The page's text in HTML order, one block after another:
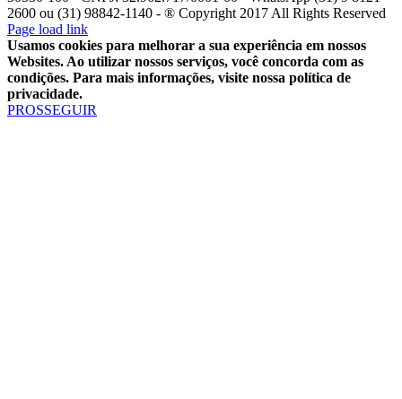
2600 ou (31) 98842-1140 - ® Copyright 2017 All Rights Reserved
YouTube
Facebook
WhatsApp
Telegram
Instagram
E-
mail
Page load link
Usamos cookies para melhorar a sua experiência em nossos
Websites. Ao utilizar nossos serviços, você concorda com as
condições. Para mais informações, visite nossa política de
privacidade.
PROSSEGUIR